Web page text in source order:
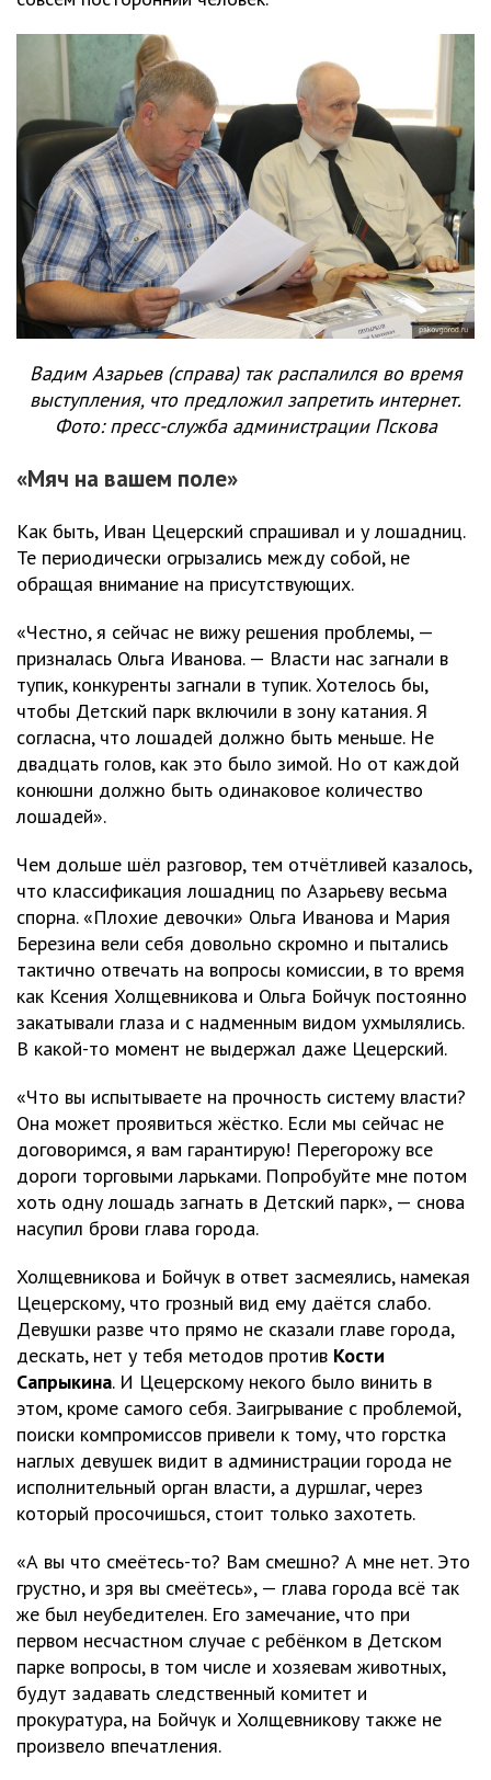
Вадим Азарьев (справа) так распалился во время
выступления, что предложил запретить интернет.
Фото: пресс-служба администрации Пскова
«Мяч на вашем поле»
Как быть, Иван Цецерский спрашивал и у лошадниц.
Те периодически огрызались между собой, не
обращая внимание на присутствующих.
«Честно, я сейчас не вижу решения проблемы, —
призналась Ольга Иванова. — Власти нас загнали в
тупик, конкуренты загнали в тупик. Хотелось бы,
чтобы Детский парк включили в зону катания. Я
согласна, что лошадей должно быть меньше. Не
двадцать голов, как это было зимой. Но от каждой
конюшни должно быть одинаковое количество
лошадей».
Чем дольше шёл разговор, тем отчётливей казалось,
что классификация лошадниц по Азарьеву весьма
спорна. «Плохие девочки» Ольга Иванова и Мария
Березина вели себя довольно скромно и пытались
тактично отвечать на вопросы комиссии, в то время
как Ксения Холщевникова и Ольга Бойчук постоянно
закатывали глаза и с надменным видом ухмылялись.
В какой-то момент не выдержал даже Цецерский.
«Что вы испытываете на прочность систему власти?
Она может проявиться жёстко. Если мы сейчас не
договоримся, я вам гарантирую! Перегорожу все
дороги торговыми ларьками. Попробуйте мне потом
хоть одну лошадь загнать в Детский парк», — снова
насупил брови глава города.
Холщевникова и Бойчук в ответ засмеялись, намекая
Цецерскому, что грозный вид ему даётся слабо.
Девушки разве что прямо не сказали главе города,
дескать, нет у тебя методов против Кости
Сапрыкина. И Цецерскому некого было винить в
этом, кроме самого себя. Заигрывание с проблемой,
поиски компромиссов привели к тому, что горстка
наглых девушек видит в администрации города не
исполнительный орган власти, а дуршлаг, через
который просочишься, стоит только захотеть.
«А вы что смеётесь-то? Вам смешно? А мне нет. Это
грустно, и зря вы смеётесь», — глава города всё так
же был неубедителен. Его замечание, что при
первом несчастном случае с ребёнком в Детском
парке вопросы, в том числе и хозяевам животных,
будут задавать следственный комитет и
прокуратура, на Бойчук и Холщевникову также не
произвело впечатления.